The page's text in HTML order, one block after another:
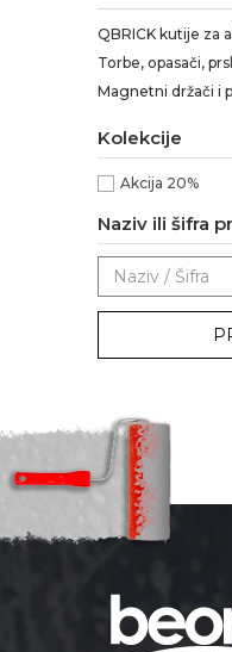
QBRICK kutije za
Torbe, opasači,
Magnetni držači i
Kolekcije
Akcija 20%
Naziv ili šifra